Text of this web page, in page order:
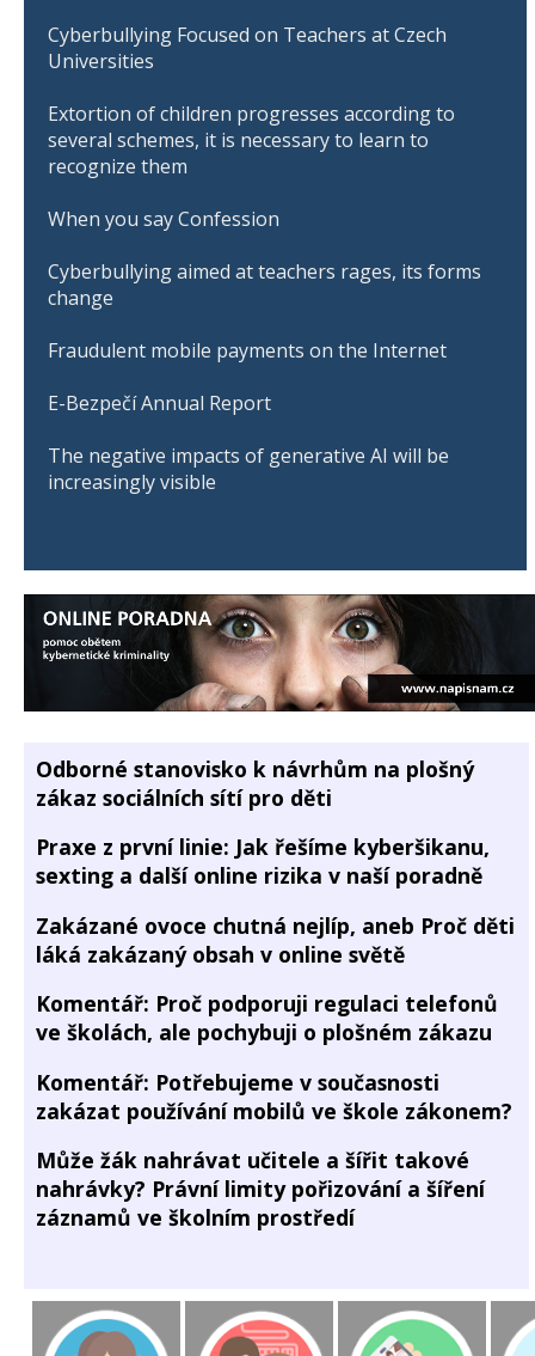
Cyberbullying Focused on Teachers at Czech
Universities
Extortion of children progresses according to
several schemes, it is necessary to learn to
recognize them
When you say Confession
Cyberbullying aimed at teachers rages, its forms
change
Fraudulent mobile payments on the Internet
E-Bezpečí Annual Report
The negative impacts of generative AI will be
increasingly visible
Odborné stanovisko k návrhům na plošný
zákaz sociálních sítí pro děti
Praxe z první linie: Jak řešíme kyberšikanu,
sexting a další online rizika v naší poradně
Zakázané ovoce chutná nejlíp, aneb Proč děti
láká zakázaný obsah v online světě
Komentář: Proč podporuji regulaci telefonů
ve školách, ale pochybuji o plošném zákazu
Komentář: Potřebujeme v současnosti
zakázat používání mobilů ve škole zákonem?
Může žák nahrávat učitele a šířit takové
nahrávky? Právní limity pořizování a šíření
záznamů ve školním prostředí